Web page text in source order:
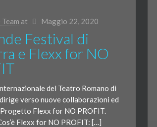
at Maggio 22, 2020
Festival di
e Flexx for NO
del Teatro Romano di
verso nuove collaborazioni ed
Flexx for NO PROFIT.
Flexx for NO PROFIT: […]